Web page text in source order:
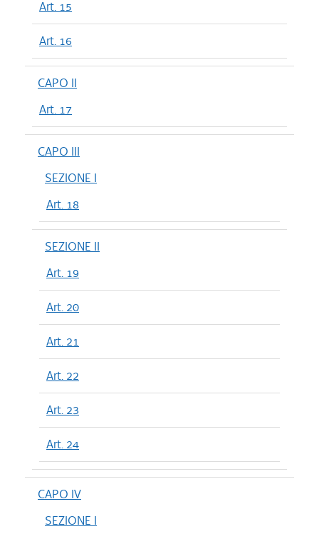
Art. 15
Art. 16
CAPO II
Art. 17
CAPO III
SEZIONE I
Art. 18
SEZIONE II
Art. 19
Art. 20
Art. 21
Art. 22
Art. 23
Art. 24
CAPO IV
SEZIONE I